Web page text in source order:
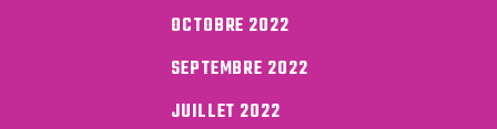
OCTOBRE 2022
SEPTEMBRE 2022
JUILLET 2022